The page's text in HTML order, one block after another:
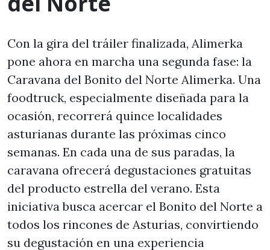
Con la gira del tráiler finalizada, Alimerka
pone ahora en marcha una segunda fase: la
Caravana del Bonito del Norte Alimerka. Una
foodtruck, especialmente diseñada para la
ocasión, recorrerá quince localidades
asturianas durante las próximas cinco
semanas. En cada una de sus paradas, la
caravana ofrecerá degustaciones gratuitas
del producto estrella del verano. Esta
iniciativa busca acercar el Bonito del Norte a
todos los rincones de Asturias, convirtiendo
su degustación en una experiencia